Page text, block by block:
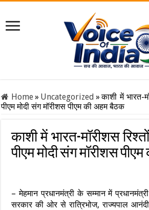
Home» Uncategorized » काशी में भारत-
पीएम मोदी संग मॉरीशस पीएम की अहम बैठक
काशी में भारत-मॉरीशस
पीएम मोदी संग मॉरीशस
– मेहमान प्रधानमंत्री के सम्मान में
सरकार की ओर से रात्रिभोज, राज्यपाल